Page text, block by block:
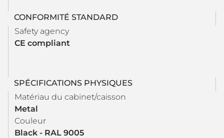
CONFORMITÉ STANDARD
Safety agency
CE compliant
SPÉCIFICATIONS PHYSIQUES
Matériau du cabinet/caisson
Metal
Couleur
Black - RAL 9005